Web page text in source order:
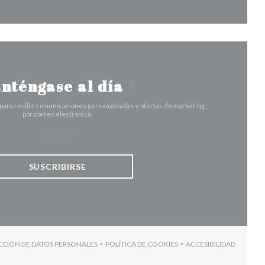
al día
recibir comunicaciones personalizadas y ofertas de marketing
por correo electrónico.
SUSCRIBIRSE
DE DATOS PERSONALES
((ABRE EN UNA NUEVA VENTANA))
POLÍTICA DE COOKIES
((ABRE EN UNA NUEVA VENTANA))
ACCESIBILIDAD
((ABRE EN UNA